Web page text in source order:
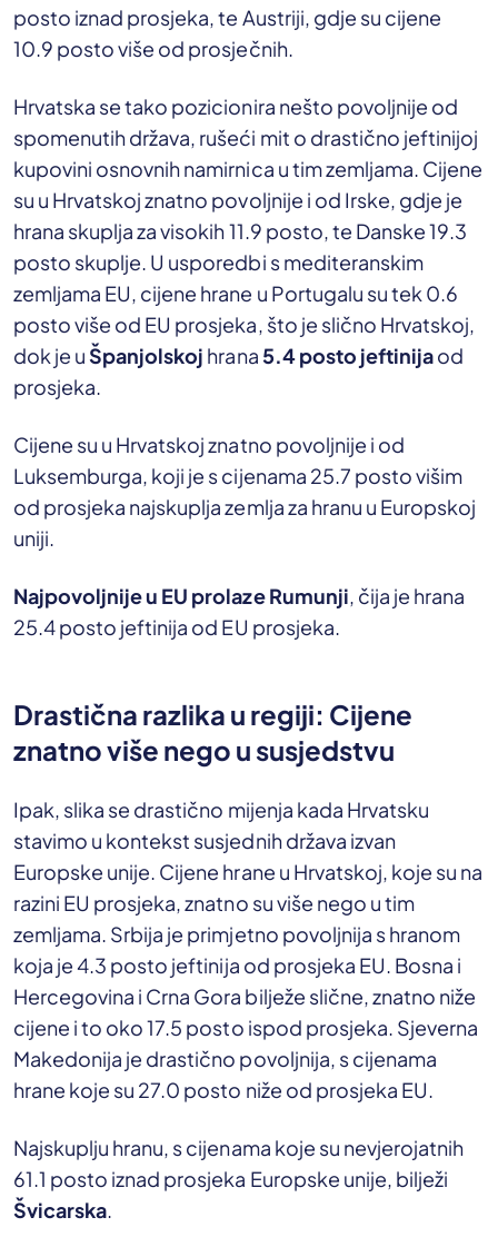
posto iznad prosjeka, te Austriji, gdje su cijene
10.9 posto više od prosječnih.
Hrvatska se tako pozicionira nešto povoljnije od
spomenutih država, rušeći mit o drastično jeftinijoj
kupovini osnovnih namirnica u tim zemljama. Cijene
su u Hrvatskoj znatno povoljnije i od Irske, gdje je
hrana skuplja za visokih 11.9 posto, te Danske 19.3
posto skuplje. U usporedbi s mediteranskim
zemljama EU, cijene hrane u Portugalu su tek 0.6
posto više od EU prosjeka, što je slično Hrvatskoj,
dok je uŠpanjolskoj hrana 5.4 posto jeftinijaod
prosjeka.
Cijene su u Hrvatskoj znatno povoljnije i od
Luksemburga, koji je s cijenama 25.7 posto višim
od prosjeka najskuplja zemlja za hranu u Europskoj
uniji.
Najpovoljnije u EU prolaze Rumunji, čija je hrana
25.4 posto jeftinija od EU prosjeka.
Drastična razlika u regiji: Cijene
znatno više nego u susjedstvu
Ipak, slika se drastično mijenja kada Hrvatsku
stavimo u kontekst susjednih država izvan
Europske unije. Cijene hrane u Hrvatskoj, koje su na
razini EU prosjeka, znatno su više nego u tim
zemljama. Srbija je primjetno povoljnija s hranom
koja je 4.3 posto jeftinija od prosjeka EU. Bosna i
Hercegovina i Crna Gora bilježe slične, znatno niže
cijene i to oko 17.5 posto ispod prosjeka. Sjeverna
Makedonija je drastično povoljnija, s cijenama
hrane koje su 27.0 posto niže od prosjeka EU.
Najskuplju hranu, s cijenama koje su nevjerojatnih
61.1 posto iznad prosjeka Europske unije, bilježi
Švicarska.